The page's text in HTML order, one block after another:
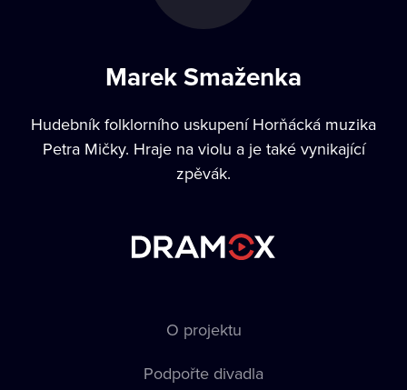
Marek Smaženka
Hudebník folklorního uskupení Horňácká muzika
Petra Mičky. Hraje na violu a je také vynikající
zpěvák.
O projektu
Podpořte divadla